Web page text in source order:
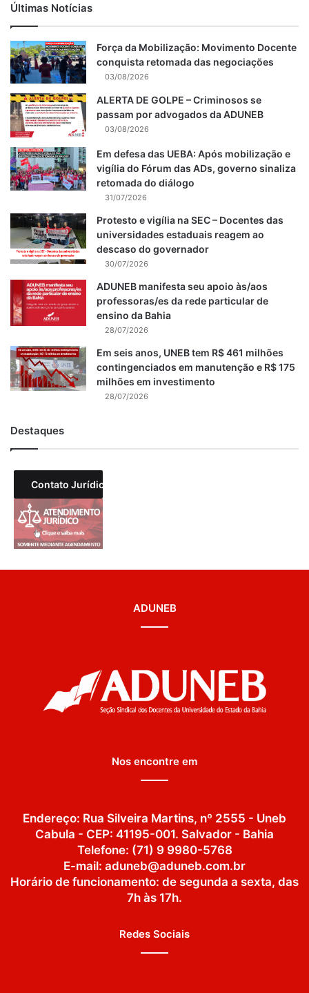
Últimas Notícias
Força da Mobilização: Movimento Docente
conquista retomada das negociações
03/08/2026
ALERTA DE GOLPE – Criminosos se
passam por advogados da ADUNEB
03/08/2026
Em defesa das UEBA: Após mobilização e
vigília do Fórum das ADs, governo sinaliza
retomada do diálogo
31/07/2026
Protesto e vigília na SEC – Docentes das
universidades estaduais reagem ao
descaso do governador
30/07/2026
ADUNEB manifesta seu apoio às/aos
professoras/es da rede particular de
ensino da Bahia
28/07/2026
Em seis anos, UNEB tem R$ 461 milhões
contingenciados em manutenção e R$ 175
milhões em investimento
28/07/2026
Destaques
Contato Jurídico
ADUNEB
Nos encontre em
Endereço: Rua Silveira Martins, nº 2555 - Uneb
Cabula - CEP: 41195-001. Salvador - Bahia
Telefone: (71) 9 9980-5768
E-mail: aduneb@aduneb.com.br
Horário de funcionamento: de segunda a sexta, das
7h às 17h.
Redes Sociais